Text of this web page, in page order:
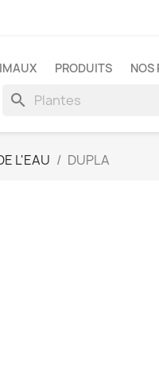
PRODUITS NOS
search
L'EAU DUPLA